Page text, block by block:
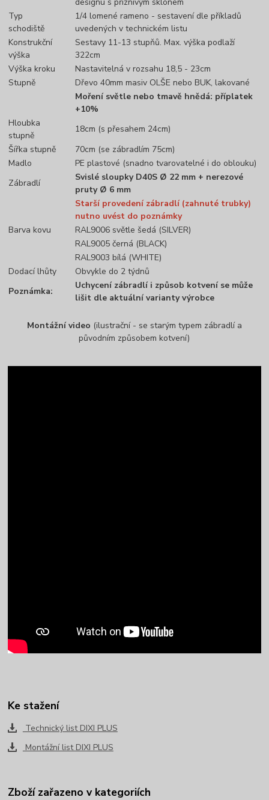
Typ
schodiště
1/4 lomené rameno - sestavení dle příkladů
uvedených v technickém listu
Konstrukční
výška
Sestavy 11-13 stupňů. Max. výška podlaží
322cm
Výška kroku
Nastavitelná v rozsahu 18,5 - 23cm
Stupně
Dřevo 40mm masiv OLŠE nebo BUK, lakované
Moření světle nebo tmavě hnědá: příplatek
+10%
Hloubka
stupně
18cm (s přesahem 24cm)
Šířka stupně
70cm (se zábradlím 75cm)
Madlo
PE plastové (snadno tvarovatelné i do oblouku)
Zábradlí
Svislé sloupky D40S Ø 22 mm + nerezové
pruty Ø 6 mm
Starší provedení zábradlí (zahnuté trubky)
nutno uvést do poznámky
Barva kovu
RAL9006 světle šedá (SILVER)
RAL9005 černá (BLACK)
RAL9003 bílá (WHITE)
Dodací lhůty
Obvykle do 2 týdnů
Poznámka:
Uchycení zábradlí i způsob kotvení se může
lišit dle aktuální varianty výrobce
Montážní video (ilustrační - se starým typem zábradlí a
původním způsobem kotvení)
Ke stažení
Technický list DIXI PLUS
Montážní list DIXI PLUS
Zboží zařazeno v kategoriích